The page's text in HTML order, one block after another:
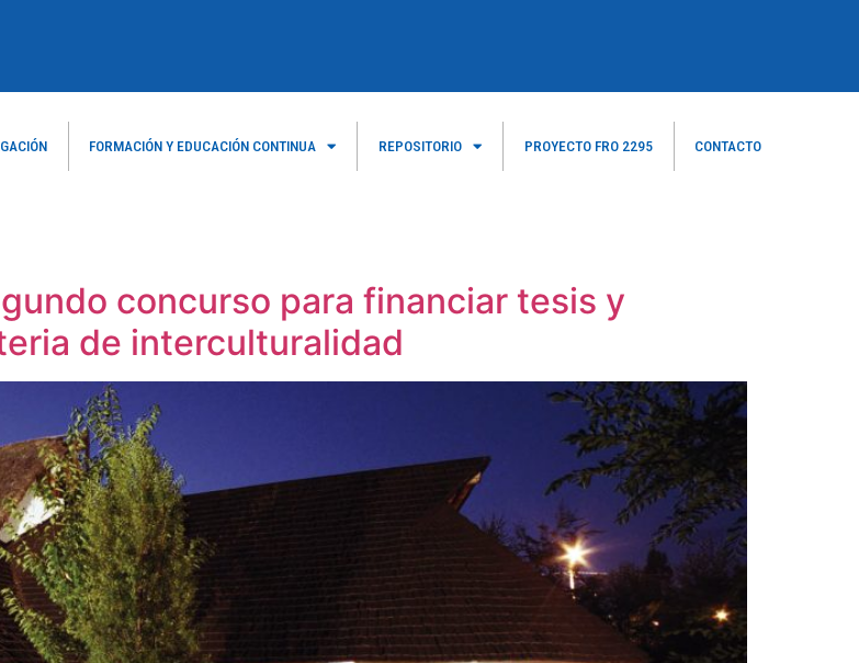
FORMACIÓN Y EDUCACIÓN CONTINUA REPOSITORIO PROYECTO FRO 2295 CONTACTO
concurso para financiar tesis y
de interculturalidad